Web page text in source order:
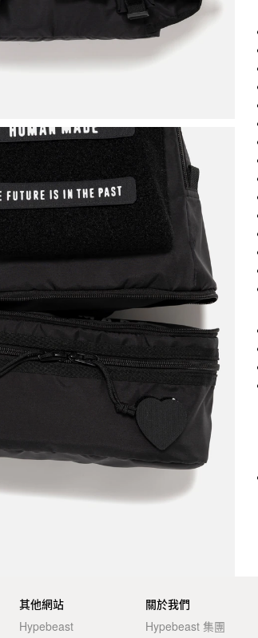
其他網站
Hypebeast
關於我們
Hypebeast 集團